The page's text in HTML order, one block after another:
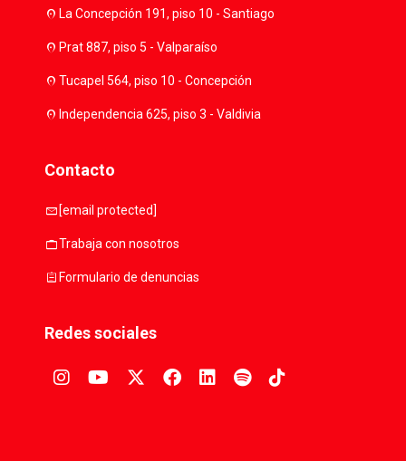
location_onLa Concepción 191, piso 10 - Santiago
location_onPrat 887, piso 5 - Valparaíso
location_onTucapel 564, piso 10 - Concepción
location_onIndependencia 625, piso 3 - Valdivia
Contacto
mail [email protected]
workTrabaja con nosotros
assignmentFormulario de denuncias
Redes sociales